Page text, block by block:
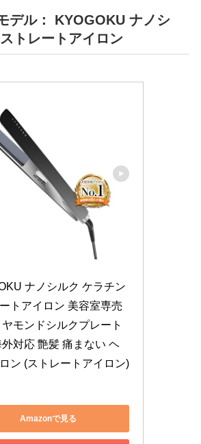
デル： KYOGOKU ナノシ
トレートアイロン
ナノシルク ケラチン
トアイロン 美容室専売
モンドシルクプレート
対応 艶髪 痛まない ヘ
ン (ストレートアイロン)
Amazonで見る